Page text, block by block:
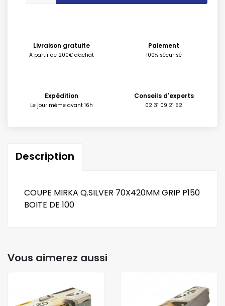
Livraison gratuite
A partir de 200€ d'achat
Paiement
100% sécurisé
Expédition
Le jour même avant 16h
Conseils d'experts
02 31 09 21 52
Description
COUPE MIRKA Q.SILVER 70X420MM GRIP P150
BOITE DE 100
Vous aimerez aussi